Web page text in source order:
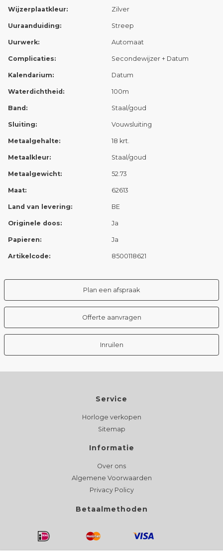
Wijzerplaatkleur: Zilver
Uuraanduiding: Streep
Uurwerk: Automaat
Complicaties: Secondewijzer + Datum
Kalendarium: Datum
Waterdichtheid: 100m
Band: Staal/goud
Sluiting: Vouwsluiting
Metaalgehalte: 18 krt.
Metaalkleur: Staal/goud
Metaalgewicht: 52.73
Maat: 62613
Land van levering: BE
Originele doos: Ja
Papieren: Ja
Artikelcode: 8500118621
Plan een afspraak
Offerte aanvragen
Inruilen
Service
Horloge verkopen
Sitemap
Informatie
Over ons
Algemene Voorwaarden
Privacy Policy
Betaalmethoden